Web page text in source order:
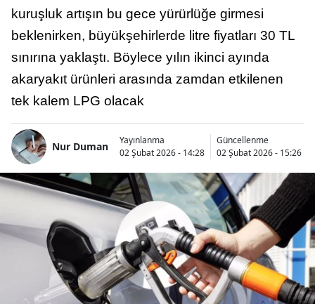
kuruşluk artışın bu gece yürürlüğe girmesi
beklenirken, büyükşehirlerde litre fiyatları 30 TL
sınırına yaklaştı. Böylece yılın ikinci ayında
akaryakıt ürünleri arasında zamdan etkilenen
tek kalem LPG olacak
Nur Duman
Yayınlanma
02 Şubat 2026 - 14:28
Güncellenme
02 Şubat 2026 - 15:26